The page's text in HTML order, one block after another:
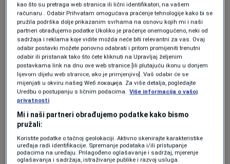
su pripadnici Policijske uprave Mostar izašli
na teren. Dvije osobe su smrtno stradale a u
oba smjera je promet zaustavljen",kazao nam
je Marić,
Dežurni tužitelj je na mjestu događaja, te se
počeo raditi očevid nakon čega će biti poznato
više detalja.
Više tema kao što je ova?
kao što su pretraga web stranica ili lični identifikatori, na vašem
računaru . Odabir Prihvatam omogućava praćenje tehnologije kako bi se
pružila podrška dolje prikazanim svrhama na osnovu kojih mi i naši
partneri obrađujemo podatke Ukoliko je praćenje onemogućeno, neki od
sadržaja i reklama koje vidite možda neće biti relevantni za vas. Ovaj
odabir postavki možete ponovno odabrati i pritom promijeniti trenutni
odabir ili pristanak tako što ćete kliknuti na Upravljaj željenim
postavkama link na dnu ove web stranice [ili plutajuću ikonu u donjem
lijevom dijelu web stranice, ako je primjenjivo]. Vaš odabir će se
mijenjati u okviru našeg Wеб локација. Za više detalja, pogledajte
Uredbu o postupanju s ličnim podacima. Više informacija o vašoj
privatnosti
Mi i naši partneri obrađujemo podatke kako bismo
pružali:
Koristite podatke o tačnoj geolokaciji. Aktivno skenirajte karakteristike
uređaja radi identifikacije. Spremanje podataka i/ili pristupanje
podacima na uređaju. Prilagođeno oglašavanje i sadržaj, mjerenje
oglašavanja i sadržaja, istraživanje publike i razvoj usluga.